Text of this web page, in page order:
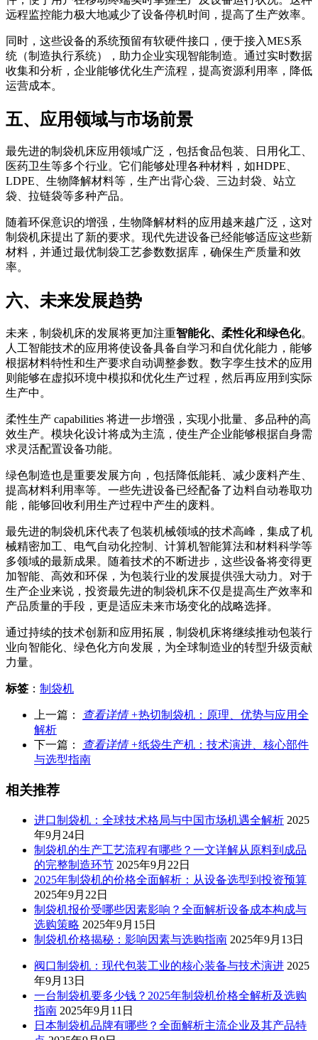
远程监控能力极大地减少了设备停机时间，提高了生产效率。
同时，这些设备的系统预留有软硬件接口，便于接入MES系
统（制造执行系统），助力企业实现智能制造。通过实时数据
收集和分析，企业能够优化生产流程，提高资源利用率，降低
运营成本。
五、应用领域与市场前景
最先进的制袋机床应用领域广泛，包括食品包装、日用化工、
医药卫生等多个行业。它们能够处理各种材料，如HDPE、
LDPE、生物降解材料等，生产出背心袋、三边封袋、站立
袋、拉链袋等多种产品。
随着环保意识的增强，生物降解材料的应用越来越广泛，这对
制袋机床提出了新的要求。现代先进设备已经能够适应这些新
材料，并通过最优制袋工艺参数数据库，确保生产质量和效
率。
六、未来发展趋势
未来，制袋机床的发展将更加注重智能化、柔性化和绿色化。
人工智能技术的应用将使设备具备自学习和自优化能力，能够
根据材料特性和生产要求自动调整参数。数字孪生技术的应用
则能够在虚拟环境中模拟和优化生产过程，然后再应用到实际
生产中。
柔性生产 capabilities 将进一步增强，实现小批量、多品种的高
效生产。模块化设计将成为主流，使生产企业能够根据自身需
求灵活配置设备功能。
绿色制造也是重要发展方向，包括降低能耗、减少废料产生、
提高材料利用率等。一些先进设备已经配备了边料自动卷取功
能，能够回收利用生产过程中产生的废料。
最先进的制袋机床代表了包装机械领域的技术高峰，集成了机
械精密加工、电气自动化控制、计算机智能算法和材料科学等
多领域的最新成果。随着技术的不断进步，这些设备将变得更
加智能、高效和环保，为包装行业的发展提供强大动力。对于
生产企业来说，投资最先进的制袋机床不仅是提高生产效率和
产品质量的手段，更是适应未来市场变化的战略选择。
通过持续的技术创新和应用拓展，制袋机床将继续推动包装行
业向智能化、绿色化方向发展，为全球制造业的转型升级贡献
力量。
标签 ： 制袋机
上一篇： 查看详情 +热切制袋机：原理、优势与应用全
解析
下一篇：
查看详情 +纸袋生产机：技术演进、核心部件
与选型指南
相关推荐
进口制袋机：全球技术格局与中国市场机遇全解析 2025
年9月24日
制袋机的生产工艺流程有哪些？一文详解从原料到成品
的完整制造环节 2025年9月22日
2025年制袋机的价格全面解析：从设备选型到投资预算
2025年9月22日
制袋机报价受哪些因素影响？全面解析设备成本构成与
选购策略 2025年9月15日
制袋机价格揭秘：影响因素与选购指南 2025年9月13日
阀口制袋机：现代包装工业的核心装备与技术演进 2025
年9月13日
一台制袋机要多少钱？2025年制袋机价格全解析及选购
指南 2025年9月11日
日本制袋机品牌有哪些？全面解析主流企业及其产品特